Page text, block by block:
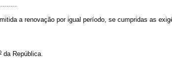
a renovação por igual período, se cumpridas as
da República.